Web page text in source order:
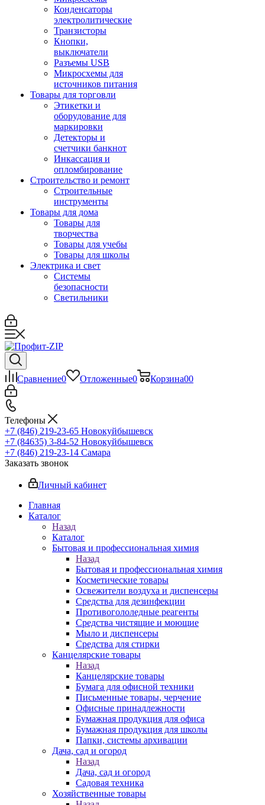
Конденсаторы
электролитические
Транзисторы
Кнопки,
выключатели
Разъемы USB
Микросхемы для
источников питания
Товары для торговли
Этикетки и
оборудование для
маркировки
Детекторы и
счетчики банкнот
Инкассация и
опломбирование
Строительство и ремонт
Строительные
инструменты
Товары для дома
Товары для
творчества
Товары для учебы
Товары для школы
Электрика и свет
Системы
безопасности
Светильники
Сравнение0 Отложенные0 Корзина00
Телефоны
+7 (846) 219-23-65 Новокуйбышевск
+7 (84635) 3-84-52 Новокуйбышевск
+7 (846) 219-23-14 Самара
Заказать звонок
Личный кабинет
Главная
Каталог
Назад
Каталог
Бытовая и профессиональная химия
Назад
Бытовая и профессиональная химия
Косметические товары
Освежители воздуха и диспенсеры
Средства для дезинфекции
Противогололедные реагенты
Средства чистящие и моющие
Мыло и диспенсеры
Средства для стирки
Канцелярские товары
Назад
Канцелярские товары
Бумага для офисной техники
Письменные товары, черчение
Офисные принадлежности
Бумажная продукция для офиса
Бумажная продукция для школы
Папки, системы архивации
Дача, сад и огород
Назад
Дача, сад и огород
Садовая техника
Хозяйственные товары